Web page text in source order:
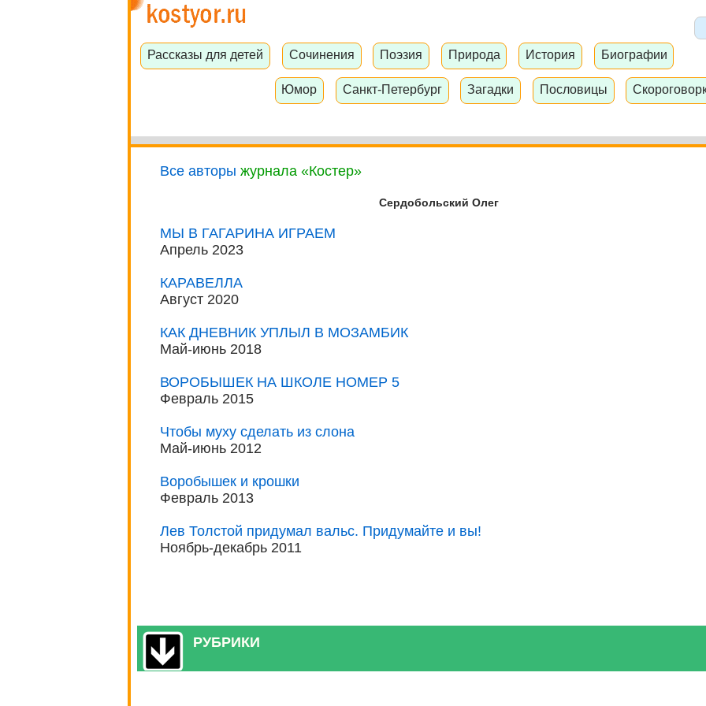
Рассказы для детей Сочинения Поэзия Природа История Биографии
Юмор Санкт-Петербург Загадки Пословицы
Все авторы журнала «Костер»
Сердобольский Олег
МЫ В ГАГАРИНА ИГРАЕМ
Апрель 2023
КАРАВЕЛЛА
Август 2020
КАК ДНЕВНИК УПЛЫЛ В МОЗАМБИК
Май-июнь 2018
ВОРОБЫШЕК НА ШКОЛЕ НОМЕР 5
Февраль 2015
Чтобы муху сделать из слона
Май-июнь 2012
Воробышек и крошки
Февраль 2013
Лев Толстой придумал вальс. Придумайте и вы!
Ноябрь-декабрь 2011
РУБРИКИ